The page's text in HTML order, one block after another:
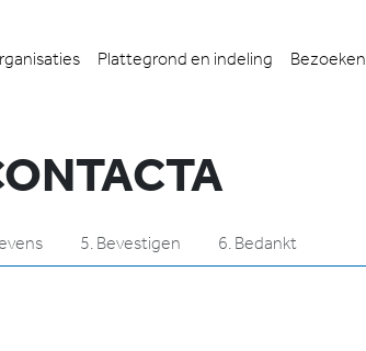
Plattegrond en indeling Bezoeken
5. Bevestigen 6. Bedankt